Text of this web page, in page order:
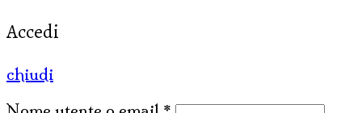
Accedi
chiudi